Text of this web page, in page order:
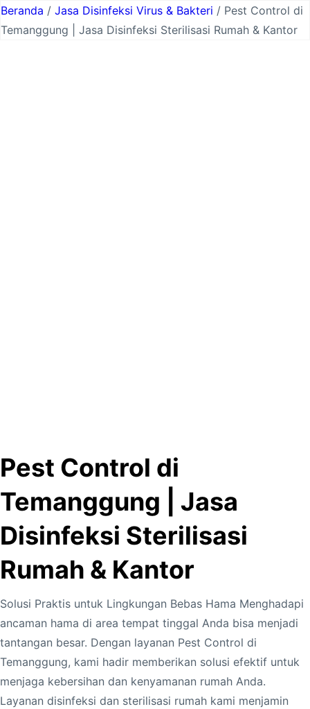
Lewati
ke
Beranda / Jasa Disinfeksi Virus & Bakteri / Pest Control di
Temanggung | Jasa Disinfeksi Sterilisasi Rumah & Kantor
Pest Control di
Temanggung | Jasa
Disinfeksi Sterilisasi
Rumah & Kantor
Solusi Praktis untuk Lingkungan Bebas Hama Menghadapi
ancaman hama di area tempat tinggal Anda bisa menjadi
tantangan besar. Dengan layanan Pest Control di
Temanggung, kami hadir memberikan solusi efektif untuk
menjaga kebersihan dan kenyamanan rumah Anda.
Layanan disinfeksi dan sterilisasi rumah kami menjamin